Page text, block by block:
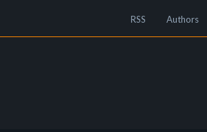
RSS Authors